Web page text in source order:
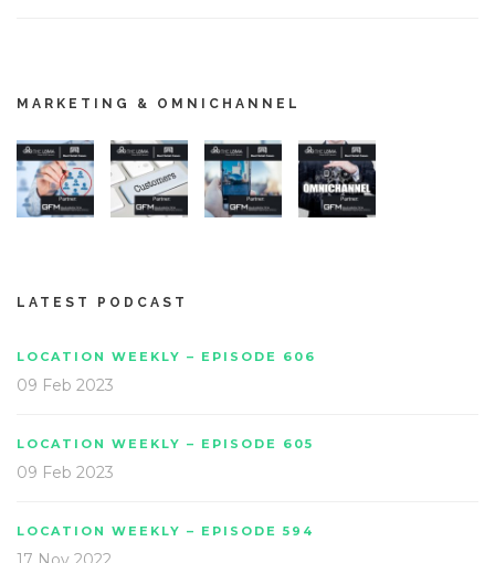
MARKETING & OMNICHANNEL
LATEST PODCAST
LOCATION WEEKLY – EPISODE 606
09 Feb 2023
LOCATION WEEKLY – EPISODE 605
09 Feb 2023
LOCATION WEEKLY – EPISODE 594